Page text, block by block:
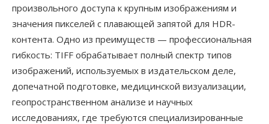
произвольного доступа к крупным изображениям и
значения пикселей с плавающей запятой для HDR-
контента. Одно из преимуществ — профессиональная
гибкость: TIFF обрабатывает полный спектр типов
изображений, используемых в издательском деле,
допечатной подготовке, медицинской визуализации,
геопространственном анализе и научных
исследованиях, где требуются специализированные